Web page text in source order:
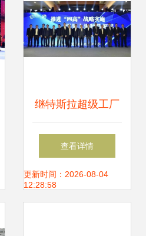
继特斯拉超级工厂
后，又一批重大产
业项目落户上海这
查看详情
更新时间：2026-08-04
12:28:58